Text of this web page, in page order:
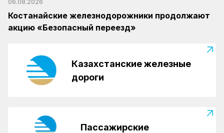
06.08.2026
Костанайские железнодорожники продолжают
акцию «Безопасный переезд»
Казахстанские железные
дороги
Пассажирские